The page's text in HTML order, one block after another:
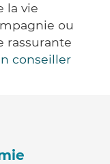
la vie
ou
rassurante
conseiller